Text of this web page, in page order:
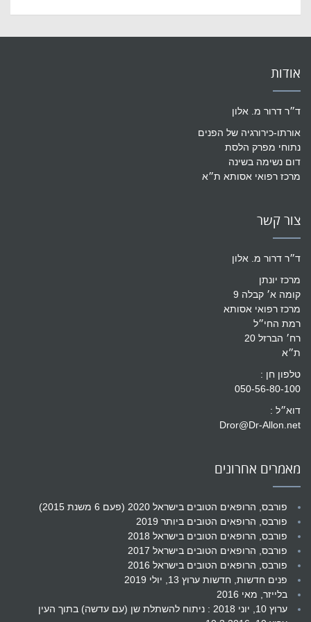
אודות
ד״ר דרור מ. אלון
אורתו-כירורגיה של הפנים
נתוחי מפרק הלסת
דום נשימה בשינה
מרכז רפואי אסותא ת״א
צור קשר
ד״ר דרור מ. אלון
מרכז יונתן
קומה א׳ קבלה 9
מרכז רפואי אסותא
רמת החי״ל
רח׳ הברזל 20
ת״א
טלפון חן :
050-56-80-100
דוא״ל :
Dror@Dr-Allon.net
מאמרים אחרונים
פורבס, הרופאים הטובים בישראל 2020 (פעם 6 משנת 2015)
פורבס, הרופאים הטובים ביותר 2019
פורבס, הרופאים הטובים בישראל 2018
פורבס, הרופאים הטובים בישראל 2017
פורבס, הרופאים הטובים בישראל 2016
פנים חדשות, חדשות ערוץ 13, יולי 2019
בלייזר, מאי 2016
ערוץ 10, יוני 2018 : ניתוח להשתלת שן (עם עדשה) בתוך העין